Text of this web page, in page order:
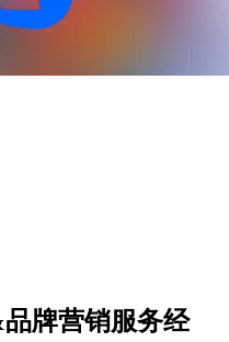
牌营销服务经